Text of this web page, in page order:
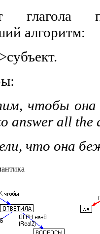
глагола
алгоритм:
чтобы она
answer all the
что она